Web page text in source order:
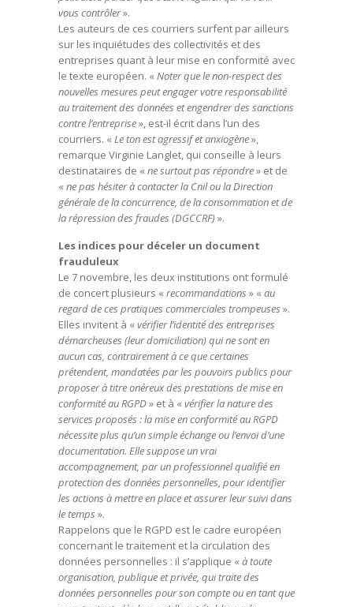
vous contrôler».
Les auteurs de ces courriers surfent par ailleurs
sur les inquiétudes des collectivités et des
entreprises quant à leur mise en conformité avec
le texte européen. « Noter que le non-respect des
nouvelles mesures peut engager votre responsabilité
au traitement des données et engendrer des sanctions
contre l’entreprise», est-il écrit dans l’un des
courriers. « Le ton est agressif et anxiogène»,
remarque Virginie Langlet, qui conseille à leurs
destinataires de « ne surtout pas répondre» et de
« ne pas hésiter à contacter la Cnil ou la Direction
générale de la concurrence, de la consommation et de
la répression des fraudes (DGCCRF) ».
Les indices pour déceler un document
frauduleux
Le 7 novembre, les deux institutions ont formulé
de concert plusieurs « recommandations » « au
regard de ces pratiques commerciales trompeuses ».
Elles invitent à « vérifier l’identité des entreprises
démarcheuses (leur domiciliation) qui ne sont en
aucun cas, contrairement à ce que certaines
prétendent, mandatées par les pouvoirs publics pour
proposer à titre onéreux des prestations de mise en
conformité au RGPD» et à « vérifier la nature des
services proposés : la mise en conformité au RGPD
nécessite plus qu’un simple échange ou l’envoi d’une
documentation. Elle suppose un vrai
accompagnement, par un professionnel qualifié en
protection des données personnelles, pour identifier
les actions à mettre en place et assurer leur suivi dans
le temps ».
Rappelons que le RGPD est le cadre européen
concernant le traitement et la circulation des
données personnelles : il s’applique « à toute
organisation, publique et privée, qui traite des
données personnelles pour son compte ou en tant que